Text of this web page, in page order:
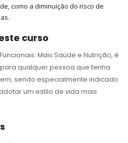
como a diminuição do risco de
curso
Mais Saúde e Nutrição, é
qualquer pessoa que tenha
sendo especialmente indicado
um estilo de vida mais